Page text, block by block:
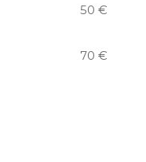
50 €
70 €